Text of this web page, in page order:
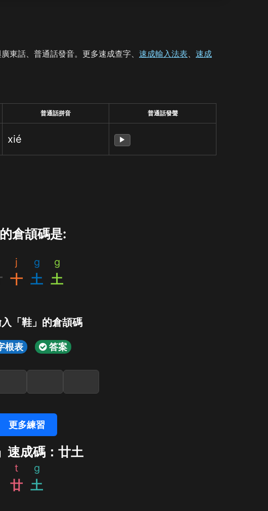
東話、普通話發音。更多速成查字、 速成輸入法表、 速成
普通話拼音 普通話發聲
xié ▶
倉頡碼是:
j
十
g
土
g
土
「鞋」的倉頡碼
根表 答案
更多練習
速成碼：廿土
t
廿
g
土